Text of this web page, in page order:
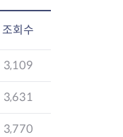
조회수
3,109
3,631
3,770